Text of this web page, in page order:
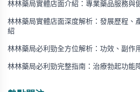
林林藥局實體店面介紹：專業藥品服務與
林林藥局實體店面深度解析：發展歷程、
紹
林林藥局必利勁全方位解析：功效、副作
林林藥局必利勁完整指南：治療勃起功能